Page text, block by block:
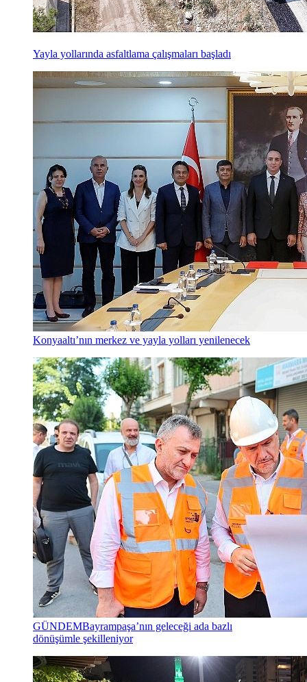
Yayla yollarında asfaltlama çalışmaları başladı
Konyaaltı’nın merkez ve yayla yolları yenilenecek
GÜNDEMBayrampaşa’nın geleceği ada bazlı
dönüşümle şekilleniyor